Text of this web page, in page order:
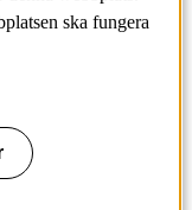
ska fungera